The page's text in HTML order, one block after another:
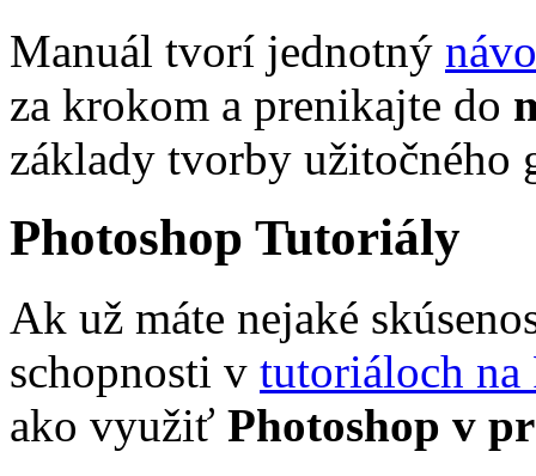
Manuál tvorí jednotný
za krokom a prenikajte do
základy tvorby užitočného
Photoshop Tutoriály
Ak už máte nejaké
schopnosti v tutoriáloch na
ako využiť Photoshop v